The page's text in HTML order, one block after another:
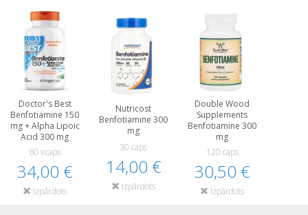
Doctor's Best
Benfotiamine 150
mg + Alpha Lipoic
Acid 300 mg
60 vcaps
34,00 €
Izpārdots
Nutricost
Benfotiamine 300
mg
30 caps
14,00 €
Izpārdots
Double Wood
Supplements
Benfotiamine 300
mg
120 caps
30,50 €
Izpārdots